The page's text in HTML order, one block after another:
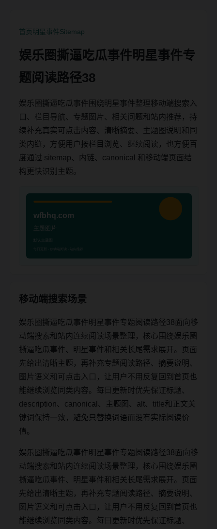
首页明星事件Sitemap
娱乐圈撕逼吃瓜事件明星事件专
题阅读路径38
娱乐圈撕逼吃瓜事件围绕明星事件整理移动端搜索入
口、栏目导航、专题图片、相关问题和站内推荐，持
续补充真实可点击内容、清晰摘要、主题图说明和同
类内链，方便用户按栏目浏览、继续阅读，也方便百
度通过 sitemap、内链、canonical 和移动端页面结
构更快识别主题。
移动端搜索场景
娱乐圈撕逼吃瓜事件明星事件专题阅读路径38面向移
动端搜索和站内连续阅读场景整理，核心围绕娱乐圈
撕逼吃瓜事件、明星事件和相关长尾需求展开。页面
先给出清晰主题，再补充专题阅读路径、摘要说明、
图片语义和可点击入口，让用户不用反复回到首页也
能继续浏览同类内容。每日更新时优先保证标题、
description、canonical、主题图、alt、title和正文关
键词保持一致，避免只替换词语而没有实际阅读价
值。
娱乐圈撕逼吃瓜事件明星事件专题阅读路径38面向移
动端搜索和站内连续阅读场景整理，核心围绕娱乐圈
撕逼吃瓜事件、明星事件和相关长尾需求展开。页面
先给出清晰主题，再补充专题阅读路径、摘要说明、
图片语义和可点击入口，让用户不用反复回到首页也
能继续浏览同类内容。每日更新时优先保证标题、